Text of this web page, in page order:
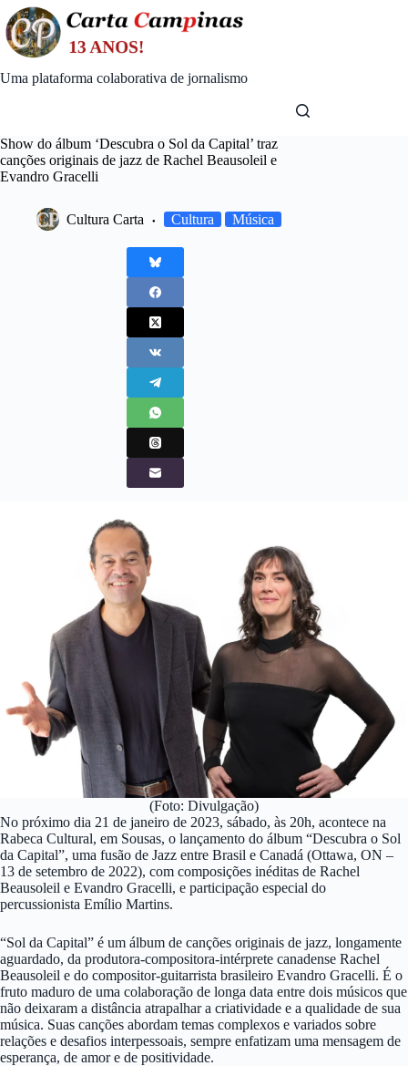
Skip
to
content
Uma plataforma colaborativa de jornalismo
Show do álbum ‘Descubra o Sol da Capital’ traz
canções originais de jazz de Rachel Beausoleil e
Evandro Gracelli
Cultura Carta Cultura Música
(Foto: Divulgação)
No próximo dia 21 de janeiro de 2023, sábado, às 20h, acontece na
Rabeca Cultural, em Sousas, o lançamento do álbum “Descubra o Sol
da Capital”, uma fusão de Jazz entre Brasil e Canadá (Ottawa, ON –
13 de setembro de 2022), com composições inéditas de Rachel
Beausoleil e Evandro Gracelli, e participação especial do
percussionista Emílio Martins.
“Sol da Capital” é um álbum de canções originais de jazz, longamente
aguardado, da produtora-compositora-intérprete canadense Rachel
Beausoleil e do compositor-guitarrista brasileiro Evandro Gracelli. É o
fruto maduro de uma colaboração de longa data entre dois músicos que
não deixaram a distância atrapalhar a criatividade e a qualidade de sua
música. Suas canções abordam temas complexos e variados sobre
relações e desafios interpessoais, sempre enfatizam uma mensagem de
esperança, de amor e de positividade.